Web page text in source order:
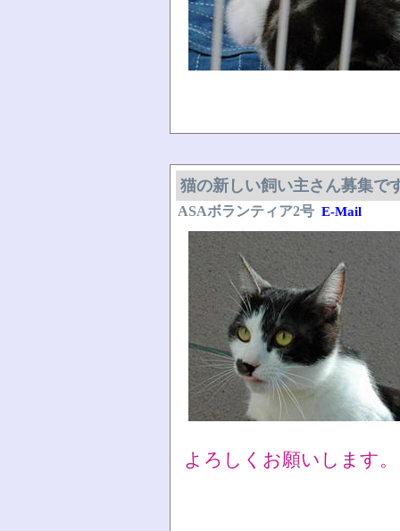
猫の新しい飼い主さん募集で
ASAボランティア2号 E-Mail
よろしくお願いします。